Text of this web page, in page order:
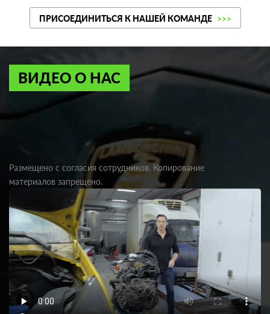
ПРИСОЕДИНИТЬСЯ К НАШЕЙ КОМАНДЕ >>>
ВИДЕО О НАС
Размещено с согласия сотрудников. Копирование
материалов запрещено.